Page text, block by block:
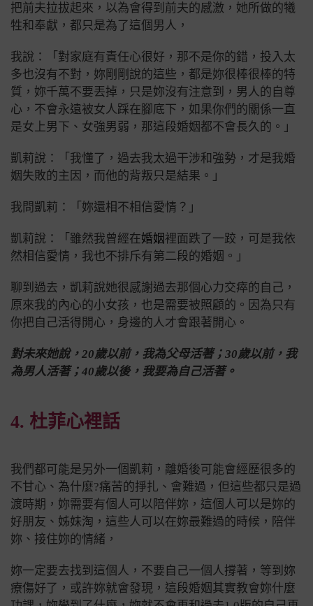
把前夫拉拔起來，以為會得到前夫的感激，她所做的犧
牲和奉獻，都只是為了這個男人，
我說：「對家庭有責任心很好，那不是你的錯，投入太
多也沒有不對，妳剛剛說的這些，都是妳很棒很棒的特
質，妳千萬不要丟掉， 只是妳沒有注意到，男人的自尊
心，不會永遠被女人踩在腳底下，如果你們的關係一直
是女上男下、女強男弱，那這段婚姻都不會長久的。」
凱莉說：「我懂了，過去我太過干涉和強勢，才是我婚
姻失敗的主因，而他的背叛只是結果。」
我問凱莉：「妳還相不相信愛情？」
凱莉說：「雖然我曾經在婚姻裡面跌了一跤，可是我依
然相信愛情，我也不排斥有第二段的婚姻。」
聊到過去，凱莉說她很感謝過去那個心力交瘁的自己，
原來我的內心的小女孩，也是需要被照顧的。因為只有
你把自己活得開心，身邊的人才會跟著開心。
對未來她說， 20歲以前，我為父母活著；30歲以前，我
為男人活著；40歲以後，我要為自己活著。
4. 杜菲心裡話
我們都可能是另外一個凱莉，離婚後可能會經歷很多的
不甘心、為什麼?痛苦的掙扎、會難過，但這些都只是過
渡時期， 妳需要有個人可以陪伴妳，這個人可以是妳的
好朋友、姊妹淘，這些人可以在妳最難過的時候，陪伴
妳、接住妳的情緒，
妳一定要去找到這個人，不要自己一個人撐著，等到妳
療傷好了，或許妳就會發現， 這段婚姻其實教會妳什麼